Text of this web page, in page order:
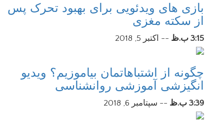
بازی های ویدئویی برای بهبود تحرک پس
از سکته مغزی
3:15 ب.ظ -- اکتبر 5, 2018
چگونه از اشتباهاتمان بیاموزیم؟ ویدیو
انگیزشی آموزشی روانشناسی
3:39 ب.ظ -- سپتامبر 6, 2018